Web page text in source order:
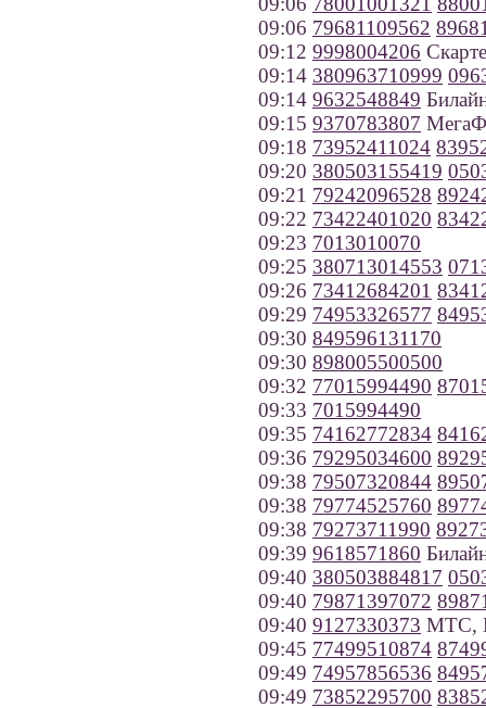
09:06 79681109562
09:12 9998004206
09:14 380963710999
09:14 9632548849
09:15 9370783807
09:18 73952411024
09:20 380503155419
09:21 79242096528
09:22 73422401020
09:23 7013010070
09:25 380713014553
09:26 73412684201
09:29 74953326577
09:30 849596131170
09:30 898005500500
09:32 77015994490
09:33 7015994490
09:35 74162772834
09:36 79295034600
09:38 79507320844
09:38 79774525760
09:38 79273711990
09:39 9618571860
09:40 380503884817
09:40 79871397072
09:40 9127330373 МТС,
09:45 77499510874
09:49 74957856536
09:49 73852295700